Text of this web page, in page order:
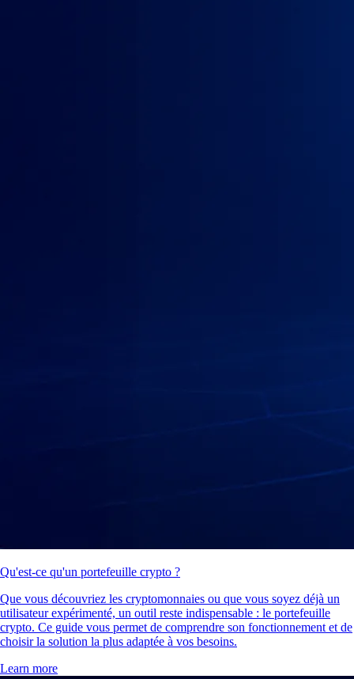
Qu'est-ce qu'un portefeuille crypto ?
Que vous découvriez les cryptomonnaies ou que vous soyez déjà un
utilisateur expérimenté, un outil reste indispensable : le portefeuille
crypto. Ce guide vous permet de comprendre son fonctionnement et de
choisir la solution la plus adaptée à vos besoins.
Learn more